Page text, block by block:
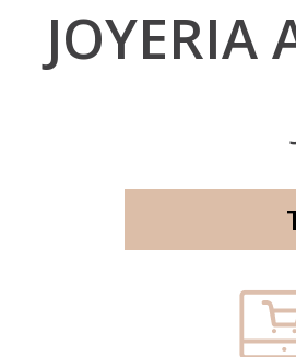
JOYERIA